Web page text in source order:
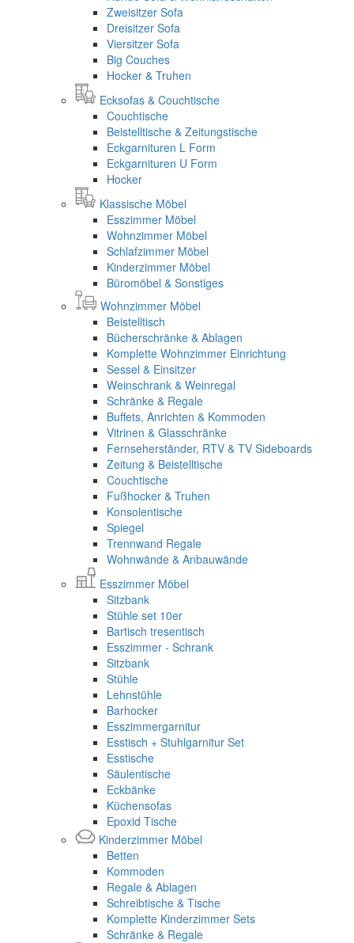
Zweisitzer Sofa
Dreisitzer Sofa
Viersitzer Sofa
Big Couches
Hocker & Truhen
Ecksofas & Couchtische
Couchtische
Beistelltische & Zeitungstische
Eckgarnituren L Form
Eckgarnituren U Form
Hocker
Klassische Möbel
Esszimmer Möbel
Wohnzimmer Möbel
Schlafzimmer Möbel
Kinderzimmer Möbel
Büromöbel & Sonstiges
Wohnzimmer Möbel
Beistelltisch
Bücherschränke & Ablagen
Komplette Wohnzimmer Einrichtung
Sessel & Einsitzer
Weinschrank & Weinregal
Schränke & Regale
Buffets, Anrichten & Kommoden
Vitrinen & Glasschränke
Fernseherständer, RTV & TV Sideboards
Zeitung & Beistelltische
Couchtische
Fußhocker & Truhen
Konsolentische
Spiegel
Trennwand Regale
Wohnwände & Anbauwände
Esszimmer Möbel
Sitzbank
Stühle set 10er
Bartisch tresentisch
Esszimmer - Schrank
Sitzbank
Stühle
Lehnstühle
Barhocker
Esszimmergarnitur
Esstisch + Stuhlgarnitur Set
Esstische
Säulentische
Eckbänke
Küchensofas
Epoxid Tische
Kinderzimmer Möbel
Betten
Kommoden
Regale & Ablagen
Schreibtische & Tische
Komplette Kinderzimmer Sets
Schränke & Regale